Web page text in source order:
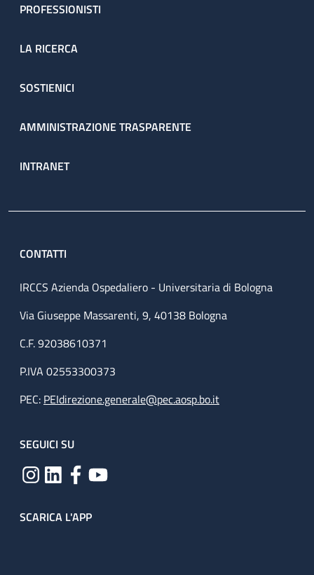
PROFESSIONISTI
LA RICERCA
SOSTIENICI
AMMINISTRAZIONE TRASPARENTE
INTRANET
CONTATTI
IRCCS Azienda Ospedaliero - Universitaria di Bologna
Via Giuseppe Massarenti, 9, 40138 Bologna
C.F. 92038610371
P.IVA 02553300373
PEC: PEIdirezione.generale@pec.aosp.bo.it
SEGUICI SU
SCARICA L'APP